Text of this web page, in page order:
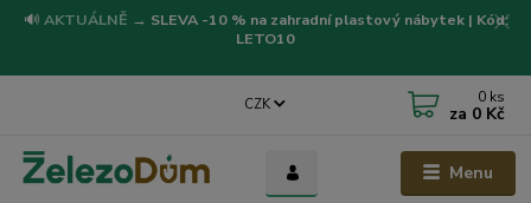
🔊 AKTUÁLNĚ → SLEVA -10 % na zahradní plastový nábytek | Kód:
LETO10
Menu
CZK 0 ks
za 0 Kč